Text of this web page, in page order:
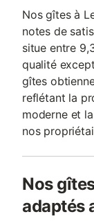
Nos gîtes à
notes de
situe entre
qualité
gîtes
reflétant la
moderne et
nos
Nos
adaptés